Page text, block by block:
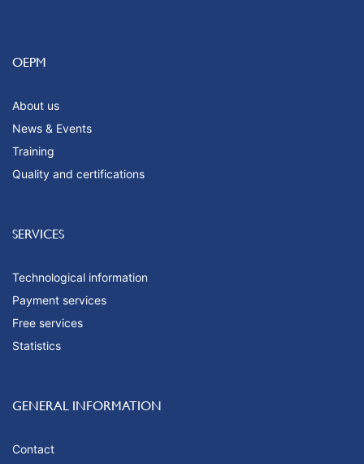
OEPM
About us
News & Events
Training
Quality and certifications
SERVICES
Technological information
Payment services
Free services
Statistics
GENERAL INFORMATION
Contact